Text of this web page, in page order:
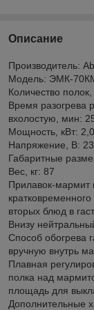
Описание
Производитель:
Модель: ЭМК-
Количество
Время разогрева
вхолостую, мин:
Мощность, кВт:
Напряжение, В:
Габаритные
Вес, кг: 87
Прилавок-
вторых блюд в
Внизу
Способ обогрева
вручную внутрь
Плавная
полка над
площадь для
Дополнительные